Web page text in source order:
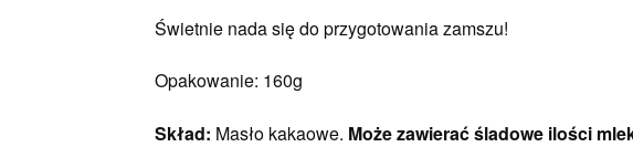
Świetnie nada się do przygotowania zamszu!
Opakowanie: 160g
Skład: Masło kakaowe. Może zawierać śladowe ilości